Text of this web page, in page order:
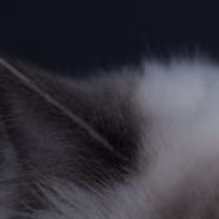
DÉCOUVRIR
Conseils
Photos insolites